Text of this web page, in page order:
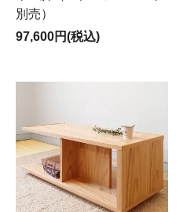
別売）
97,600円(税込)